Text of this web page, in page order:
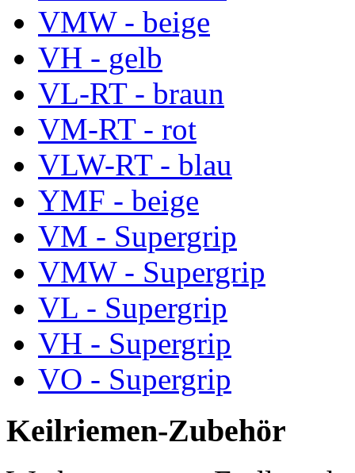
VMW - beige
VH - gelb
VL-RT - braun
VM-RT - rot
VLW-RT - blau
YMF - beige
VM - Supergrip
VMW - Supergrip
VL - Supergrip
VH - Supergrip
VO - Supergrip
Keilriemen-Zubehör